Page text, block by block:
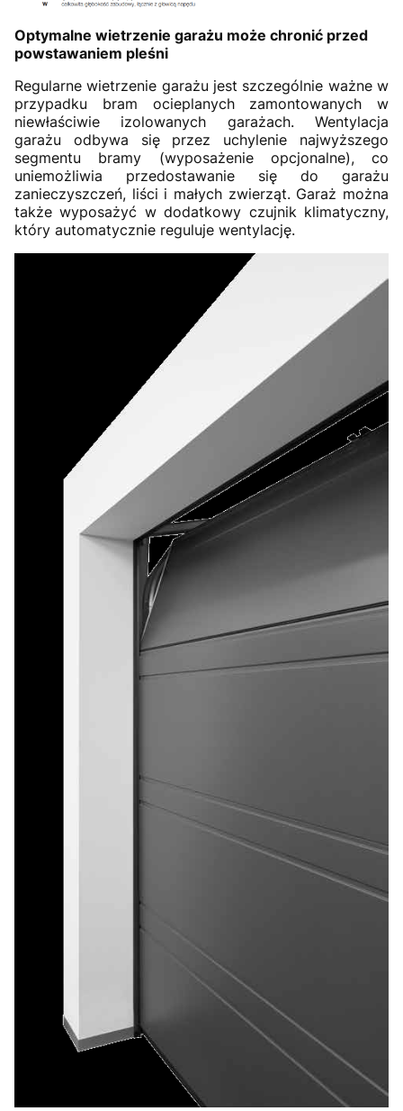
Optymalne wietrzenie garażu może chronić przed
powstawaniem pleśni
Regularne wietrzenie garażu jest szczególnie ważne w
przypadku bram ocieplanych zamontowanych w
niewłaściwie izolowanych garażach. Wentylacja
garażu odbywa się przez uchylenie najwyższego
segmentu bramy (wyposażenie opcjonalne), co
uniemożliwia przedostawanie się do garażu
zanieczyszczeń, liści i małych zwierząt. Garaż można
także wyposażyć w dodatkowy czujnik klimatyczny,
który automatycznie reguluje wentylację.